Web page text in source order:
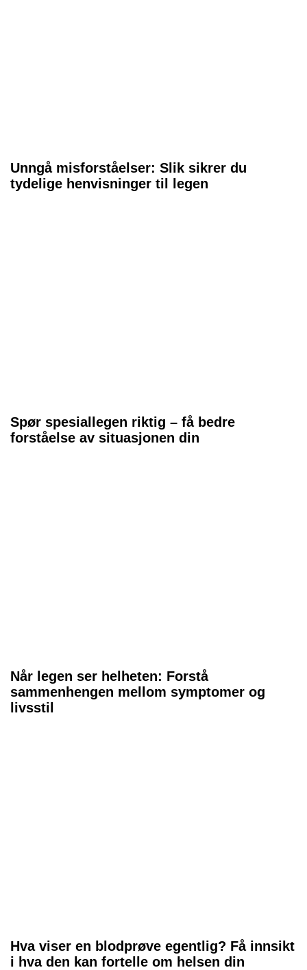
Unngå misforståelser: Slik sikrer du
tydelige henvisninger til legen
Spør spesiallegen riktig – få bedre
forståelse av situasjonen din
Når legen ser helheten: Forstå
sammenhengen mellom symptomer og
livsstil
Hva viser en blodprøve egentlig? Få innsikt
i hva den kan fortelle om helsen din